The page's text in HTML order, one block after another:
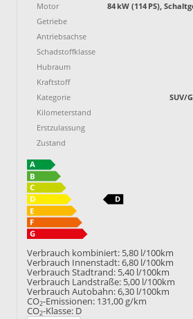
Motor
84 kW (114 PS),
Getriebe
Antriebsachse
Schadstoffklasse
Hubraum
Kraftstoff
Kategorie
SUV/
Kilometerstand
Erstzulassung
Zustand
Verbrauch kombiniert: 5,80 l/100km
Verbrauch Innenstadt:6,80 l/100km
Verbrauch Stadtrand: 5,40 l/100km
Verbrauch Landstraße: 5,00 l/100km
Verbrauch Autobahn:6,30 l/100km
CO2-Emissionen: 131,00 g/km
CO2-Klasse: D